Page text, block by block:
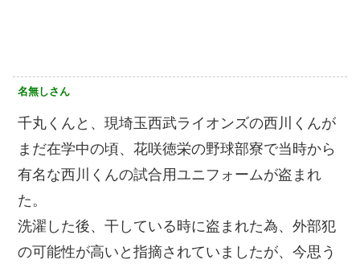
名無しさん
千丸くんと、現埼玉西武ライオンズの西川くんが
まだ在学中の頃、花咲徳栄の野球部寮で当時から
有名な西川くんの試合用ユニフォームが盗まれ
た。
洗濯した後、干している時に盗まれた為、外部犯
の可能性が高いと指摘されていましたが、今思う